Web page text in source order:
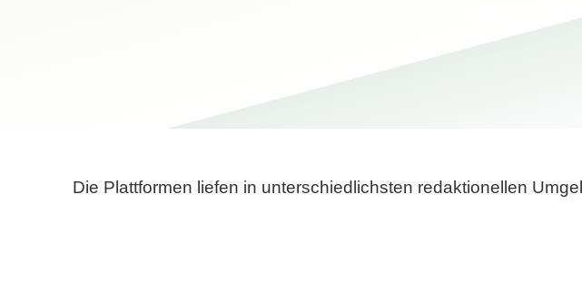
Die Plattformen liefen in unterschiedlichsten redaktionellen